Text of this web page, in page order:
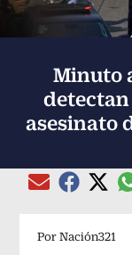
Minuto
detectan
asesinato
Compartir el
Compartir
Por Nación321